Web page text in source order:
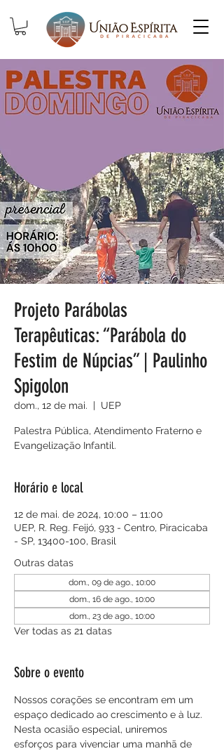
Projeto Parábolas
Terapêuticas: “Parábola do
Festim de Núpcias” | Paulinho
Spigolon
dom., 12 de mai.
  |
UEP
Palestra Pública, Atendimento Fraterno e
Evangelização Infantil.
Horário e local
12 de mai. de 2024, 10:00 – 11:00
UEP, R. Reg. Feijó, 933 - Centro, Piracicaba
- SP, 13400-100, Brasil
Outras datas
dom., 09 de ago., 10:00
dom., 16 de ago., 10:00
dom., 23 de ago., 10:00
Ver todas as 21 datas
Sobre o evento
Nossos corações se encontram em um
espaço dedicado ao crescimento e à luz.
Nesta ocasião especial, uniremos
esforços para vivenciar uma manhã de